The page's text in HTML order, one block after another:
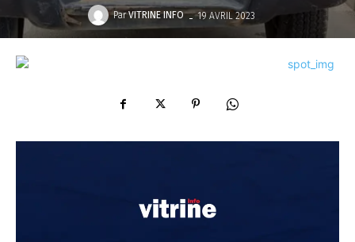
Par VITRINE INFO - 19 AVRIL 2023